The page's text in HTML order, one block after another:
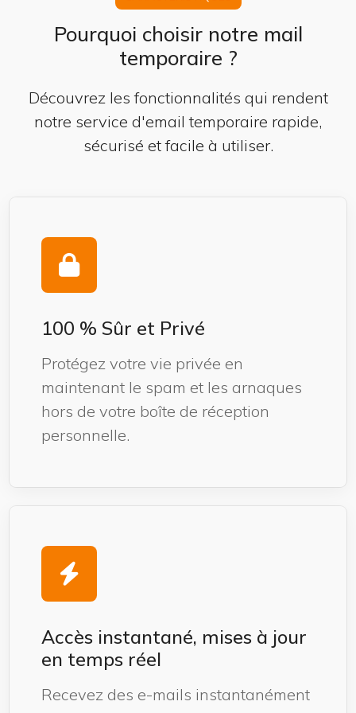
Pourquoi choisir notre mail
temporaire ?
Découvrez les fonctionnalités qui rendent
notre service d'email temporaire rapide,
sécurisé et facile à utiliser.
100 % Sûr et Privé
Protégez votre vie privée en
maintenant le spam et les arnaques
hors de votre boîte de réception
personnelle.
Accès instantané, mises à jour
en temps réel
Recevez des e-mails instantanément